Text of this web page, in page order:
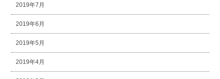
2019年7月
2019年6月
2019年5月
2019年4月